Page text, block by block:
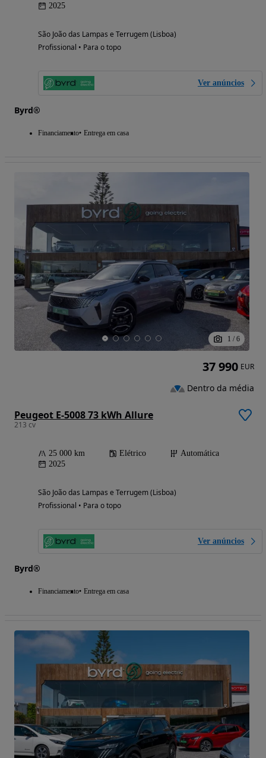
2025
São João das Lampas e Terrugem (Lisboa)
Profissional • Para o topo
Ver anúncios
Byrd®
Financiamento Entrega em casa
1 / 6
Peugeot E-5008 73 kWh Allure
213 cv
25 000 km Elétrico
Automática
2025
São João das Lampas e Terrugem (Lisboa)
Profissional • Para o topo
Ver anúncios
Byrd®
Financiamento Entrega em casa
37 990 EUR
Dentro da média